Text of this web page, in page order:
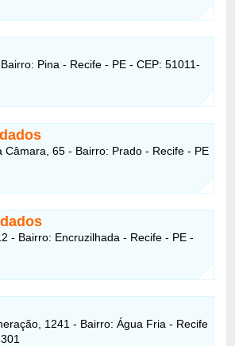
Pina - Recife - PE - CEP: 51011-
Câmara, 65 - Bairro: Prado - Recife - PE
- Bairro: Encruzilhada - Recife - PE -
1241 - Bairro: Água Fria - Recife